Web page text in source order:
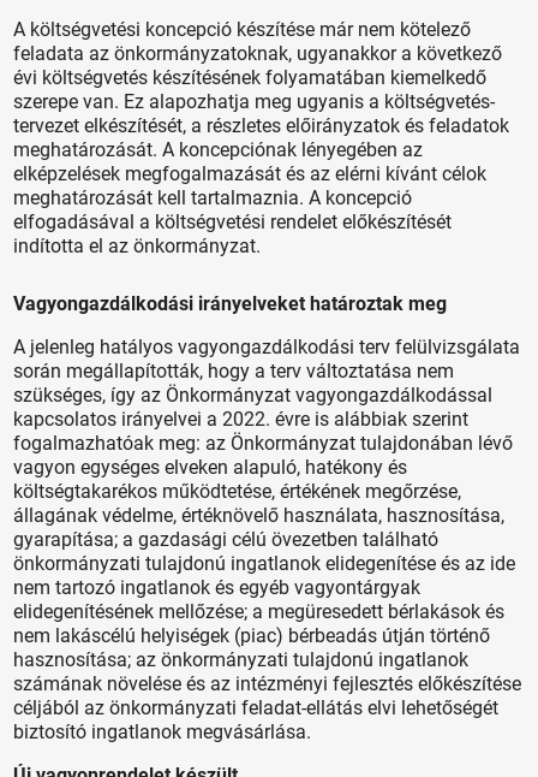
A költségvetési koncepció készítése már nem kötelező
feladata az önkormányzatoknak, ugyanakkor a következő
évi költségvetés készítésének folyamatában kiemelkedő
szerepe van. Ez alapozhatja meg ugyanis a költségvetés-
tervezet elkészítését, a részletes előirányzatok és feladatok
meghatározását. A koncepciónak lényegében az
elképzelések megfogalmazását és az elérni kívánt célok
meghatározását kell tartalmaznia. A koncepció
elfogadásával a költségvetési rendelet előkészítését
indította el az önkormányzat.
Vagyongazdálkodási irányelveket határoztak meg
A jelenleg hatályos vagyongazdálkodási terv felülvizsgálata
során megállapították, hogy a terv változtatása nem
szükséges, így az Önkormányzat vagyongazdálkodással
kapcsolatos irányelvei a 2022. évre is alábbiak szerint
fogalmazhatóak meg: az Önkormányzat tulajdonában lévő
vagyon egységes elveken alapuló, hatékony és
költségtakarékos működtetése, értékének megőrzése,
állagának védelme, értéknövelő használata, hasznosítása,
gyarapítása; a gazdasági célú övezetben található
önkormányzati tulajdonú ingatlanok elidegenítése és az ide
nem tartozó ingatlanok és egyéb vagyontárgyak
elidegenítésének mellőzése; a megüresedett bérlakások és
nem lakáscélú helyiségek (piac) bérbeadás útján történő
hasznosítása; az önkormányzati tulajdonú ingatlanok
számának növelése és az intézményi fejlesztés előkészítése
céljából az önkormányzati feladat-ellátás elvi lehetőségét
biztosító ingatlanok megvásárlása.